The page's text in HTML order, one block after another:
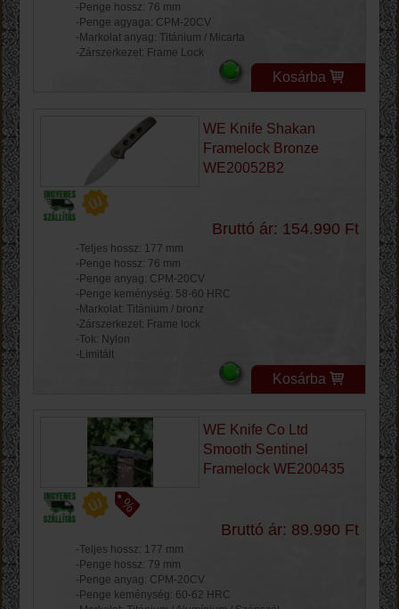
-Penge hossz: 76 mm
-Penge agyaga: CPM-20CV
-Markolat anyag: Titánium / Micarta
-Zárszerkezet: Frame Lock
Kosárba
WE Knife Shakan
Framelock Bronze
WE20052B2
Bruttó ár: 154.990 Ft
-Teljes hossz: 177 mm
-Penge hossz: 76 mm
-Penge anyag: CPM-20CV
-Penge keménység: 58-60 HRC
-Markolat: Titánium / bronz
-Zárszerkezet: Frame lock
-Tok: Nylon
-Limitált
Kosárba
WE Knife Co Ltd
Smooth Sentinel
Framelock WE200435
Bruttó ár: 89.990 Ft
-Teljes hossz: 177 mm
-Penge hossz: 79 mm
-Penge anyag: CPM-20CV
-Penge keménység: 60-62 HRC